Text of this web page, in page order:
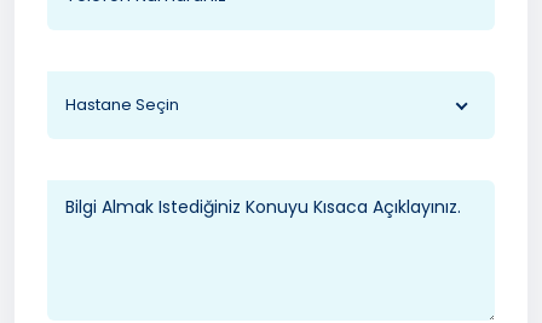
Hastane Seçin